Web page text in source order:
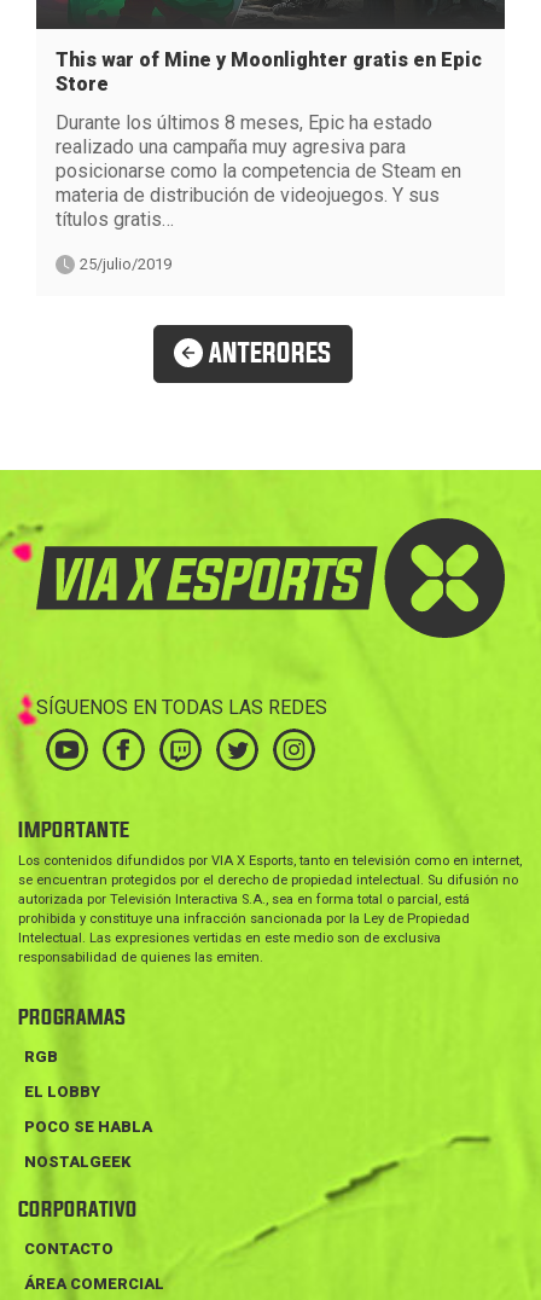
This war of Mine y Moonlighter gratis en Epic
Store
Durante los últimos 8 meses, Epic ha estado
realizado una campaña muy agresiva para
posicionarse como la competencia de Steam en
materia de distribución de videojuegos. Y sus
títulos gratis…
25/julio/2019
ANTERORES
SÍGUENOS EN TODAS LAS REDES
IMPORTANTE
Los contenidos difundidos por VIA X Esports, tanto en televisión como en internet,
se encuentran protegidos por el derecho de propiedad intelectual. Su difusión no
autorizada por Televisión Interactiva S.A., sea en forma total o parcial, está
prohibida y constituye una infracción sancionada por la Ley de Propiedad
Intelectual. Las expresiones vertidas en este medio son de exclusiva
responsabilidad de quienes las emiten.
PROGRAMAS
RGB
EL LOBBY
POCO SE HABLA
NOSTALGEEK
CORPORATIVO
CONTACTO
ÁREA COMERCIAL